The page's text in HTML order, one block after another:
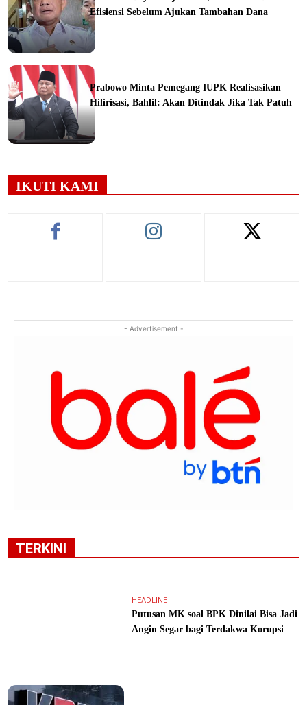
Efisiensi Sebelum Ajukan Tambahan Dana
Prabowo Minta Pemegang IUPK Realisasikan
Hilirisasi, Bahlil: Akan Ditindak Jika Tak Patuh
IKUTI KAMI
- Advertisement -
TERKINI
HEADLINE
Putusan MK soal BPK Dinilai Bisa Jadi
Angin Segar bagi Terdakwa Korupsi